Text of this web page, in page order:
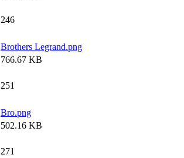
246
Brothers Legrand.png
766.67 KB
251
Bro.png
502.16 KB
271